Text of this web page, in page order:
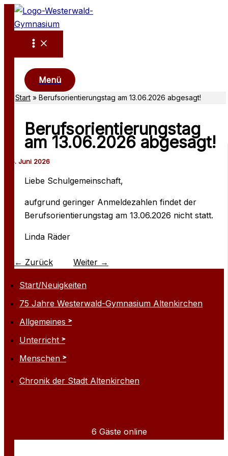
Zum
Inhalt
springen
Menü
Start Berufsorientierungstag am 13.06.2026 abgesagt!
Start/Neuigkeiten
75 Jahre Westerwald-Gymnasium Altenkirchen
Allgemeines
Unterricht
Menschen
Chronik der Stadt Altenkirchen
6 Gäste online
Berufsorientierungstag
am 13.06.2026 abgesagt!
Liebe Schulgemeinschaft,
aufgrund geringer Anmeldezahlen findet der
Berufsorientierungstag am 13.06.2026 nicht statt.
Linda Räder
← Zurück Weiter →